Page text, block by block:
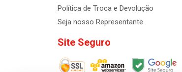
Política de Troca e Devolução
Seja nosso Representante
Site Seguro